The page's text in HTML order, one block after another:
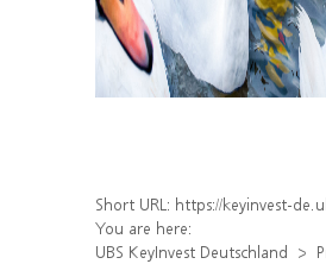
Short URL: https://keyinvest-de.ubs.com/produkt/
You are here:
UBS KeyInvest Deutschland